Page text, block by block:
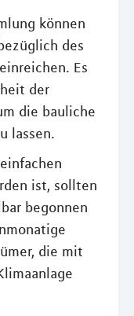
können
des
Es
der
die bauliche
lassen.
ist, sollten
begonnen
die mit